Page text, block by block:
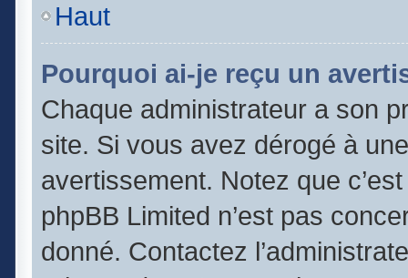
Haut
Pourquoi ai-je reçu un
Chaque administrateur a son
site. Si vous avez dérogé à
avertissement. Notez que
phpBB Limited n’est pas
donné. Contactez